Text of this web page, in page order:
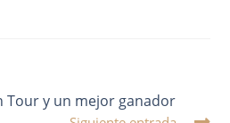
Tour y un mejor ganador